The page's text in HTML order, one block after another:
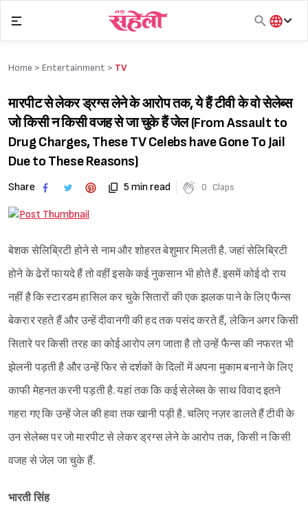
content
हिंदी
Home > Entertainment > TV
मारपीट से लेकर ड्रग्स लेने के आरोप तक, ये हैं टीवी के वो सेलेब्स
जो किसी न किसी वजह से जा चुके हैं जेल (From Assault to
Drug Charges, These TV Celebs have Gone To Jail
Due to These Reasons)
Share 5 min read 0 Claps
बेशक सेलिब्रिटी होने से नाम और शोहरत बेशुमार मिलती है. जहां सेलिब्रिटी
होने के ढेरों फायदे हैं तो वहीं इसके कई नुकसान भी होते हैं. इसमें कोई दो राय
नहीं है कि स्टारडम हासिल कर चुके सितारों की एक झलक पाने के लिए फैन्स
बेकरार रहते हैं और उन्हें दीवानगी की हद तक पसंद करते हैं, लेकिन अगर किसी
सितारे पर किसी तरह का कोई आरोप लग जाता है तो उन्हें फैन्स की नफरत भी
झेलनी पड़ती है और उन्हें फिर से दर्शकों के दिलों में अपना मुकाम बनाने के लिए
काफी मेहनत करनी पड़ती है. यहां तक कि कई सेलेब्स के साथ विवाद इतने
गहरा गए कि उन्हें जेल की हवा तक खानी पड़ी है. चलिए नज़र डालते हैं टीवी के
उन सेलेब्स पर जो मारपीट से लेकर ड्रग्स लेने के आरोप तक, किसी न किसी
वजह से जेल जा चुके हैं.
भारती सिंह